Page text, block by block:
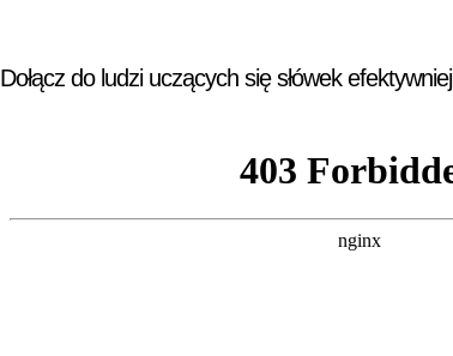
Dołącz do ludzi uczących się słówek efektywniej